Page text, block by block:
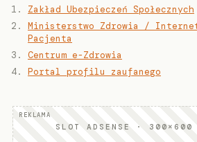
Zakład Ubezpieczeń Społecznych
Ministerstwo Zdrowia /
Pacjenta
Centrum e-Zdrowia
Portal profilu zaufanego
SLOT ADSENSE ·